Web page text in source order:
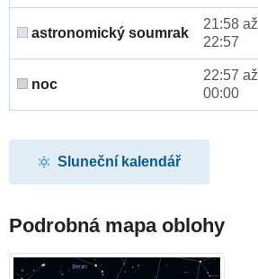
astronomický soumrak
21:58 až
22:57
noc
22:57 až
00:00
Sluneční kalendář
Podrobná mapa oblohy